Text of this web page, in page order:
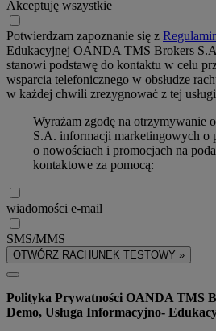
Akceptuję wszystkie
Potwierdzam zapoznanie się z
Edukacyjnej OANDA TMS Brokers
stanowi podstawę do kontaktu w celu
wsparcia telefonicznego w obsłudze
w każdej chwili zrezygnować z tej
Wyrażam zgodę na
S.A. informacji marketingowych o
o nowościach i promocjach na
kontaktowe za pomocą:
wiadomości e-mail
SMS/MMS
OTWÓRZ RACHUNEK TESTOWY »
Polityka Prywatności OANDA TMS
Demo, Usługa Informacyjno-